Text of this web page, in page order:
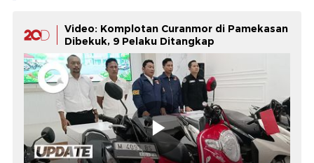
Video: Komplotan Curanmor di Pamekasan
Dibekuk, 9 Pelaku Ditangkap